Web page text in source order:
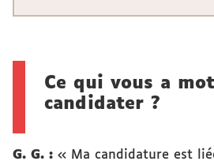
Ce qui vous a
candidater ?
G. G. : « Ma candidature est